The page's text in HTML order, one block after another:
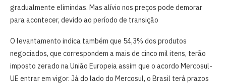
gradualmente elimindas. Mas alívio nos preços pode demorar
para acontecer, devido ao período de transição
O levantamento indica também que 54,3% dos produtos
negociados, que correspondem a mais de cinco mil itens, terão
imposto zerado na União Europeia assim que o acordo Mercosul-
UE entrar em vigor. Já do lado do Mercosul, o Brasil terá prazos